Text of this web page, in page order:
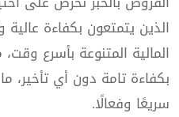
الذين يتمتعون بكفاءة
المالية المتنوعة بأسرع
بكفاءة تامة دون أي تأخير،
سريعًا وفعالًا.